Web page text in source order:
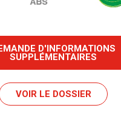
D'INFORMATIONS
SUPPLÉMENTAIRES
VOIR LE DOSSIER